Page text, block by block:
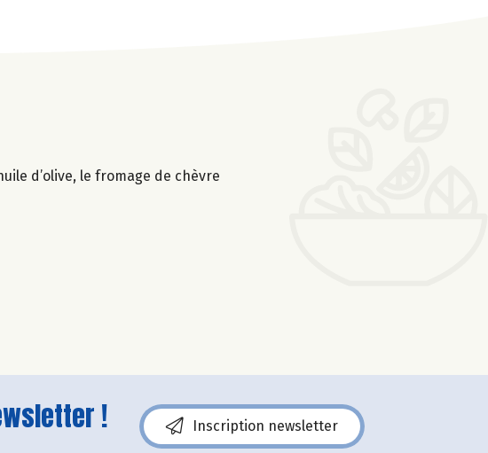
d’olive, le fromage de chèvre
! Inscription newsletter